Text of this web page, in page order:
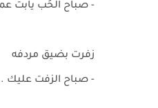
- صباح الحُب يابت
زفرت بضيق مردفه
- صباح الزفت عليك